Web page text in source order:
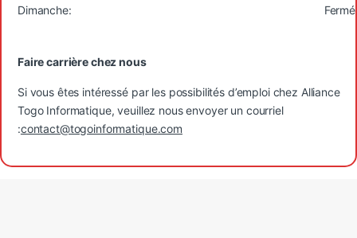
Dimanche:
Fermé
Faire carrière chez nous
Si vous êtes intéressé par les possibilités d’emploi chez Alliance
Togo Informatique, veuillez nous envoyer un courriel
:contact@togoinformatique.com